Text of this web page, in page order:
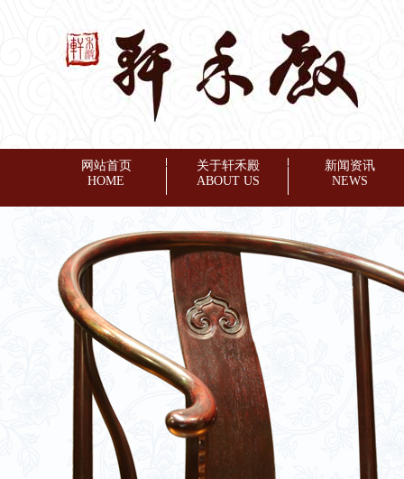
网站首页
HOME
◆
关于轩禾殿
ABOUT US
◆
新闻资讯
NEWS